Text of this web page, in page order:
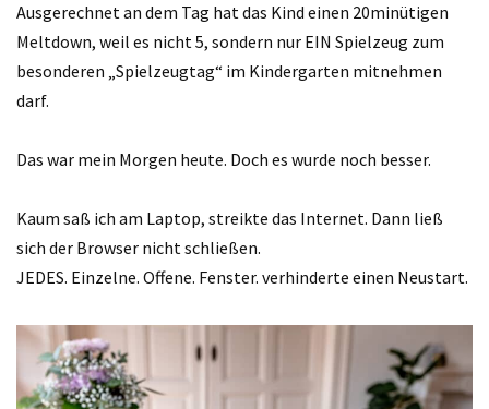
Ausgerechnet an dem Tag hat das Kind einen 20minütigen
Meltdown, weil es nicht 5, sondern nur EIN Spielzeug zum
besonderen „Spielzeugtag“ im Kindergarten mitnehmen
darf.
Das war mein Morgen heute. Doch es wurde noch besser.
Kaum saß ich am Laptop, streikte das Internet. Dann ließ
sich der Browser nicht schließen.
JEDES. Einzelne. Offene. Fenster. verhinderte einen Neustart.